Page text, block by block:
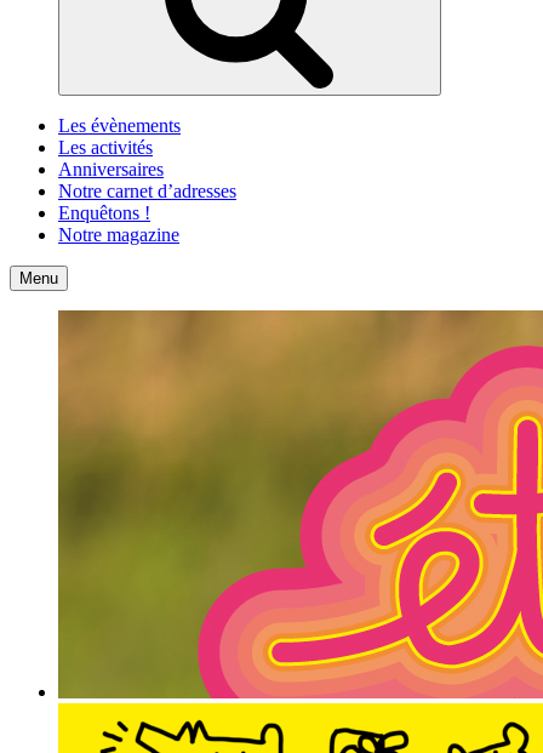
Les évènements
Les activités
Anniversaires
Notre carnet d’adresses
Enquêtons !
Notre magazine
Accueil
Menu Contact